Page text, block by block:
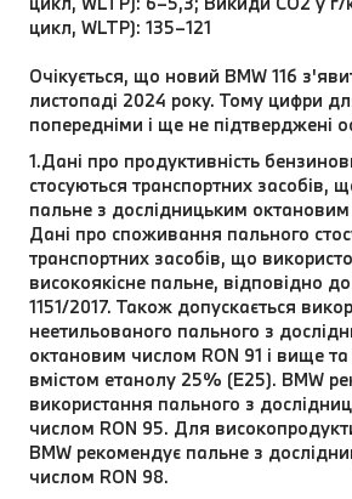
цикл, WLTP): 135–121
Очікується, що новий BMW 116
листопаді 2024 року. Тому цифри
попередніми і ще не підтверджені
1.Дані про продуктивність
стосуються транспортних засобів,
пальне з дослідницьким
Дані про споживання пального
транспортних засобів, що
високоякісне пальне, відповідно
1151/2017. Також допускається
неетильованого пального з
октановим числом RON 91 і вище
вмістом етанолу 25% (E25). BMW
використання пального з
числом RON 95. Для
BMW рекомендує пальне з
числом RON 98.